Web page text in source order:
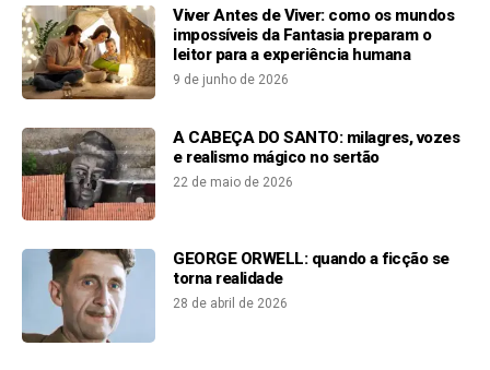
Viver Antes de Viver: como os mundos
impossíveis da Fantasia preparam o
leitor para a experiência humana
9 de junho de 2026
A CABEÇA DO SANTO: milagres, vozes
e realismo mágico no sertão
22 de maio de 2026
GEORGE ORWELL: quando a ficção se
torna realidade
28 de abril de 2026